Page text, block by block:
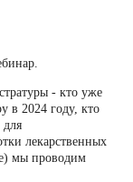
- кто уже
в 2024 году, кто
лекарственных
мы проводим